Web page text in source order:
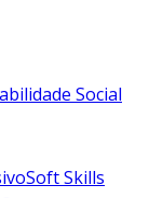
Social
Soft Skills